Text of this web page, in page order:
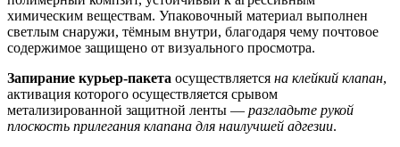
химическим веществам. Упаковочный материал выполнен
светлым снаружи, тёмным внутри, благодаря чему почтовое
содержимое защищено от визуального просмотра.
Запирание курьер-пакета осуществляется на клейкий клапан,
активация которого осуществляется срывом
метализированной защитной ленты — разгладьте рукой
плоскость прилегания клапана для наилучшей адгезии.